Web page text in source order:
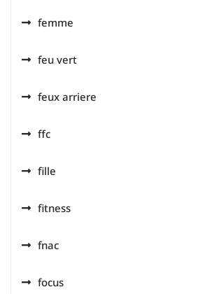
femme
feu vert
feux arriere
ffc
fille
fitness
fnac
focus